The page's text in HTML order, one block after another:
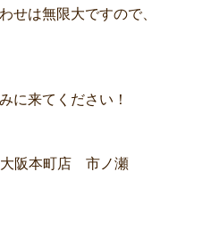
せは無限大ですので、
に来てください！
大阪本町店 市ノ瀬